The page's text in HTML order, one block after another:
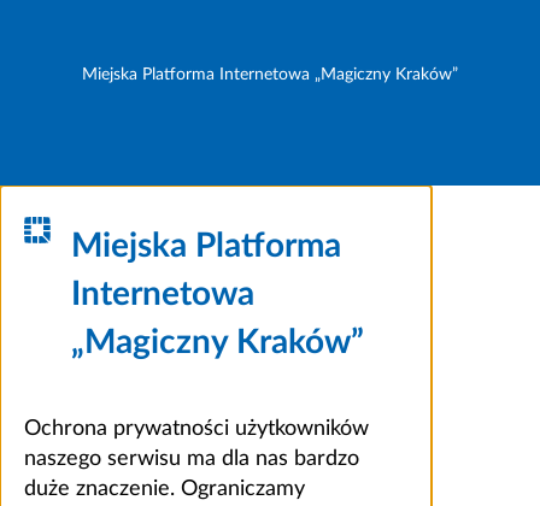
Miejska Platforma Internetowa „Magiczny Kraków”
Miejska Platforma
Internetowa
„Magiczny Kraków”
Ochrona prywatności użytkowników
naszego serwisu ma dla nas bardzo
duże znaczenie. Ograniczamy